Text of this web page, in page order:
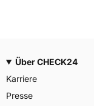
Über CHECK24
Karriere
Presse